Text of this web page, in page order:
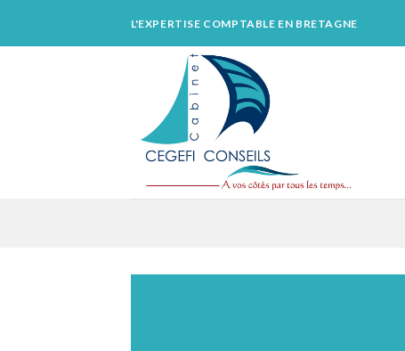
L'EXPERTISE COMPTABLE EN BRETAGNE